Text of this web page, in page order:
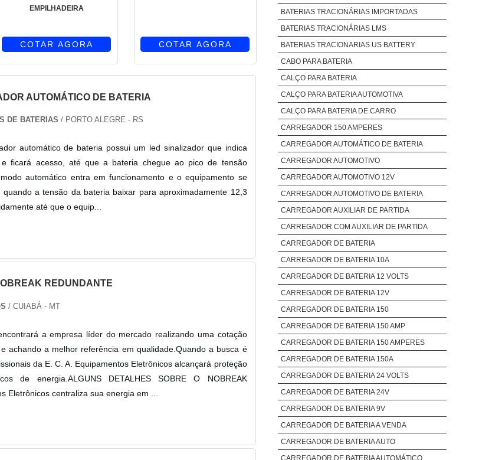
EMPILHADEIRA
COTAR AGORA COTAR AGORA
AUTOMÁTICO DE BATERIA
DE BATERIAS/ PORTO ALEGRE - RS
automático de bateria possui um led sinalizador que indica
ficará acesso, até que a bateria chegue ao pico de tensão
automático entra em funcionamento e o equipamento se
a tensão da bateria baixar para aproximadamente 12,3
até que o equip...
REDUNDANTE
/ CUIABÁ - MT
a empresa líder do mercado realizando uma cotação
achando a melhor referência em qualidade.Quando a busca é
da E. C. A. Equipamentos Eletrônicos alcançará proteção
de energia.ALGUNS DETALHES SOBRE O NOBREAK
Eletrônicos centraliza sua energia em ...
BATERIAS TRACIONÁRIAS IMPORTADAS
BATERIAS TRACIONÁRIAS LMS
BATERIAS TRACIONARIAS US BATTERY
CABO PARA BATERIA
CALÇO PARA BATERIA
CALÇO PARA BATERIA AUTOMOTIVA
CALÇO PARA BATERIA DE CARRO
CARREGADOR 150 AMPERES
CARREGADOR AUTOMÁTICO DE BATERIA
CARREGADOR AUTOMOTIVO
CARREGADOR AUTOMOTIVO 12V
CARREGADOR AUTOMOTIVO DE BATERIA
CARREGADOR AUXILIAR DE PARTIDA
CARREGADOR COM AUXILIAR DE PARTIDA
CARREGADOR DE BATERIA
CARREGADOR DE BATERIA 10A
CARREGADOR DE BATERIA 12 VOLTS
CARREGADOR DE BATERIA 12V
CARREGADOR DE BATERIA 150
CARREGADOR DE BATERIA 150 AMP
CARREGADOR DE BATERIA 150 AMPERES
CARREGADOR DE BATERIA 150A
CARREGADOR DE BATERIA 24 VOLTS
CARREGADOR DE BATERIA 24V
CARREGADOR DE BATERIA 9V
CARREGADOR DE BATERIA A VENDA
CARREGADOR DE BATERIA AUTO
CARREGADOR DE BATERIA AUTOMÁTICO